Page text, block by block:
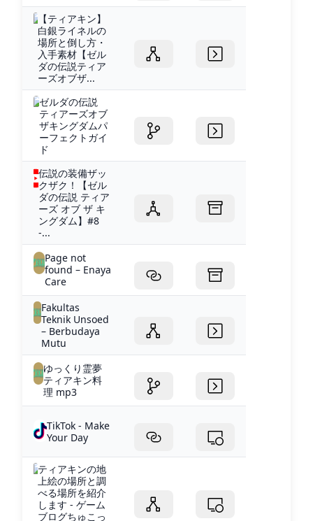
【ティアキン】
白銀ライネルの
場所と倒し方・
入手素材【ゼル
ダの伝説ティア
ーズオブザ...
ゼルダの伝説
ティアーズオブ
ザキングダムパ
ーフェクトガイ
ド
伝説の装備ザッ
クザク！【ゼル
ダの伝説 ティア
ーズ オブ ザ キ
ングダム】#8
-...
Page not
found – Enaya
Care
Fakultas
Teknik Unsoed
– Berbudaya
Mutu
ゆっくり霊夢
ティアキン料
理 mp3
TikTok - Make
Your Day
ティアキンの地
上絵の場所と調
べる場所を紹介
します - ゲーム
ブログちゅこっ